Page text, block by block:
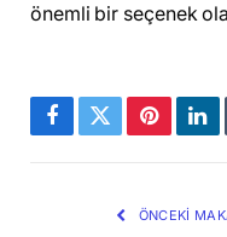
önemli bir seçenek
Facebook
TwitterPinterest
ÖNCEKI